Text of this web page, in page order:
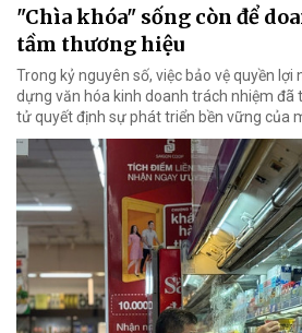
"Chìa khóa" sống còn để
tầm thương hiệu
Trong kỷ nguyên số, việc bảo vệ quyền
dựng văn hóa kinh doanh trách nhiệm đã
tử quyết định sự phát triển bền vững của